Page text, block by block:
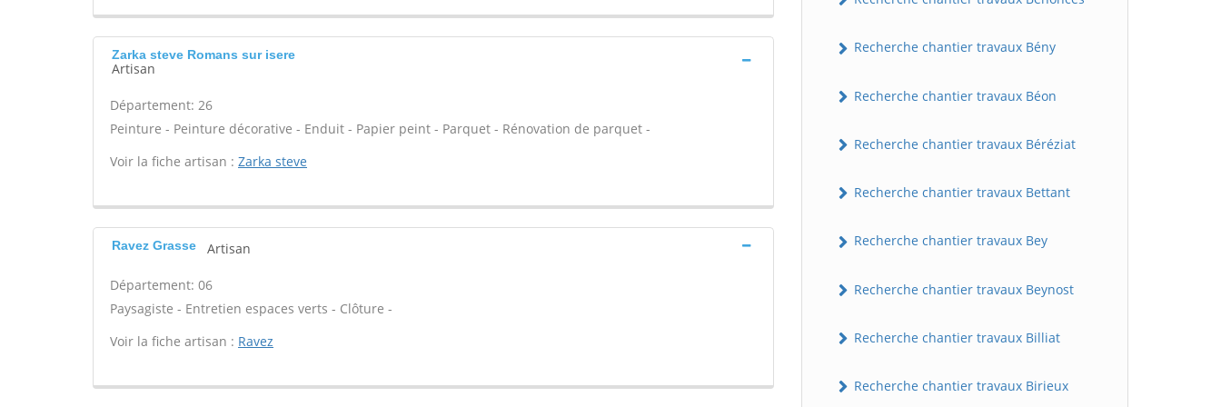
Zarka steve Romans sur isere
Artisan
Département: 26
Peinture - Peinture décorative - Enduit - Papier peint - Parquet - Rénovation de parquet -
Voir la fiche artisan : Zarka steve
Ravez Grasse Artisan
Département: 06
Paysagiste - Entretien espaces verts - Clôture -
Voir la fiche artisan : Ravez
Recherche chantier travaux Bény
Recherche chantier travaux Béon
Recherche chantier travaux Béréziat
Recherche chantier travaux Bettant
Recherche chantier travaux Bey
Recherche chantier travaux Beynost
Recherche chantier travaux Billiat
Recherche chantier travaux Birieux